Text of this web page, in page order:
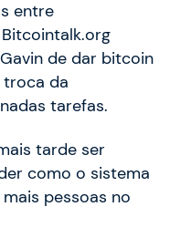
entre
de dar bitcoin
troca da
tarefas.
tarde ser
como o sistema
pessoas no